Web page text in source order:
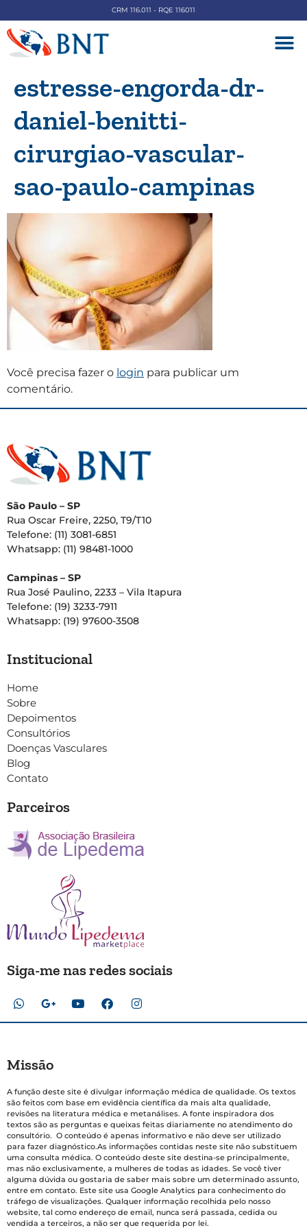
CRM 116.011 - RQE 116011
estresse-engorda-dr-
daniel-benitti-
cirurgiao-vascular-
sao-paulo-campinas
Você precisa fazer o login para publicar um
comentário.
São Paulo – SP
Rua Oscar Freire, 2250, T9/T10
Telefone: (11) 3081-6851
Whatsapp: (11) 98481-1000
Campinas – SP
Rua José Paulino, 2233 – Vila Itapura
Telefone: (19) 3233-7911
Whatsapp: (19) 97600-3508
Institucional
Home
Sobre
Depoimentos
Consultórios
Doenças Vasculares
Blog
Contato
Parceiros
Siga-me nas redes sociais
Missão
A função deste site é divulgar informação médica de qualidade. Os textos
são feitos com base em evidência científica da mais alta qualidade,
revisões na literatura médica e metanálises. A fonte inspiradora dos
textos são as perguntas e queixas feitas diariamente no atendimento do
consultório. O conteúdo é apenas informativo e não deve ser utilizado
para fazer diagnóstico.As informações contidas neste site não substituem
uma consulta médica. O conteúdo deste site destina-se principalmente,
mas não exclusivamente, a mulheres de todas as idades. Se você tiver
alguma dúvida ou gostaria de saber mais sobre um determinado assunto,
entre em contato. Este site usa Google Analytics para conhecimento do
tráfego de visualizações. Qualquer informação recolhida pelo nosso
website, tal como endereço de email, nunca será passada, cedida ou
vendida a terceiros, a não ser que requerida por lei.